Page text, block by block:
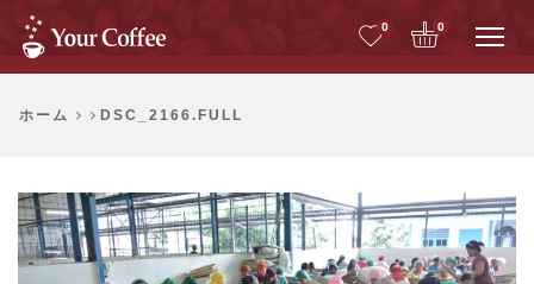
0 0
ホーム DSC_2166.FULL